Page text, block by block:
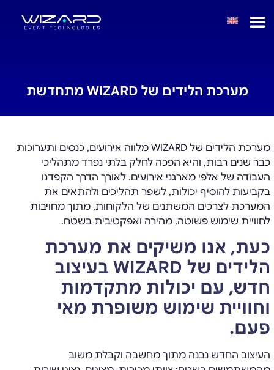
מערכת הלידים של WIZARD מתחדשת
מערכת הלידים של WIZARD מלווה אירועים, כנסים ותערוכות
כבר שנים רבות, והיא הפכה לחלק בלתי נפרד מתהליכי
העבודה של אלפי מארגני אירועים. לאורך הדרך הקפדנו
בקביעות להוסיף יכולות, לשפר תהליכים ולהתאים את
המערכת לצרכים המשתנים של הלקוחות, מתוך מחויבות
לחוויית שימוש פשוטה, מהירה ואפקטיבית בשטח.
כעת, אנו משיקים את מערכת
הלידים של WIZARD בעיצוב
חדש, עם יכולות מתקדמות
וחוויית שימוש משופרת מאי
פעם.
העיצוב החדש נבנה מתוך מחשבה וקבלת משוב